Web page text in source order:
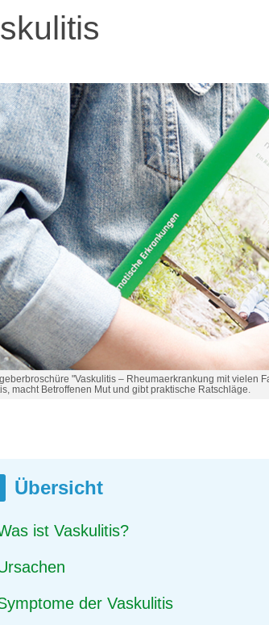
"Vaskulitis – Rheumaerkrankung mit vielen
macht Betroffenen Mut und gibt praktische Ratschläge.
Übersicht
ist Vaskulitis?
der Vaskulitis